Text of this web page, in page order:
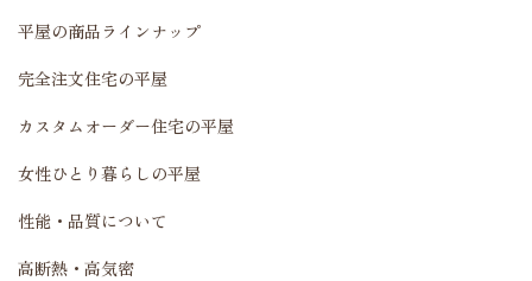
平屋の商品ラインナップ
完全注文住宅の平屋
カスタムオーダー住宅の平屋
女性ひとり暮らしの平屋
性能・品質について
高断熱・高気密